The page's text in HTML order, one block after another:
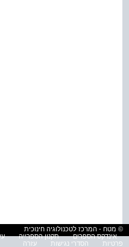
© מטח - המרכז לטכנולוגיה חינוכית
אינדקס הספרים
תקנון הספרייה
פרטיות
הסדרי נגישות עזרה